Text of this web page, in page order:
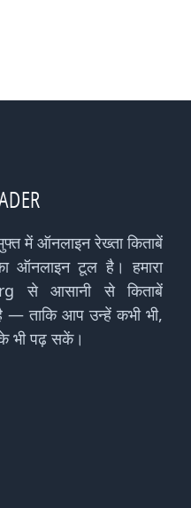
में ऑनलाइन रेख्ता किताबें
ऑनलाइन टूल है। हमारा
से आसानी से किताबें
— ताकि आप उन्हें कभी भी,
भी पढ़ सकें।